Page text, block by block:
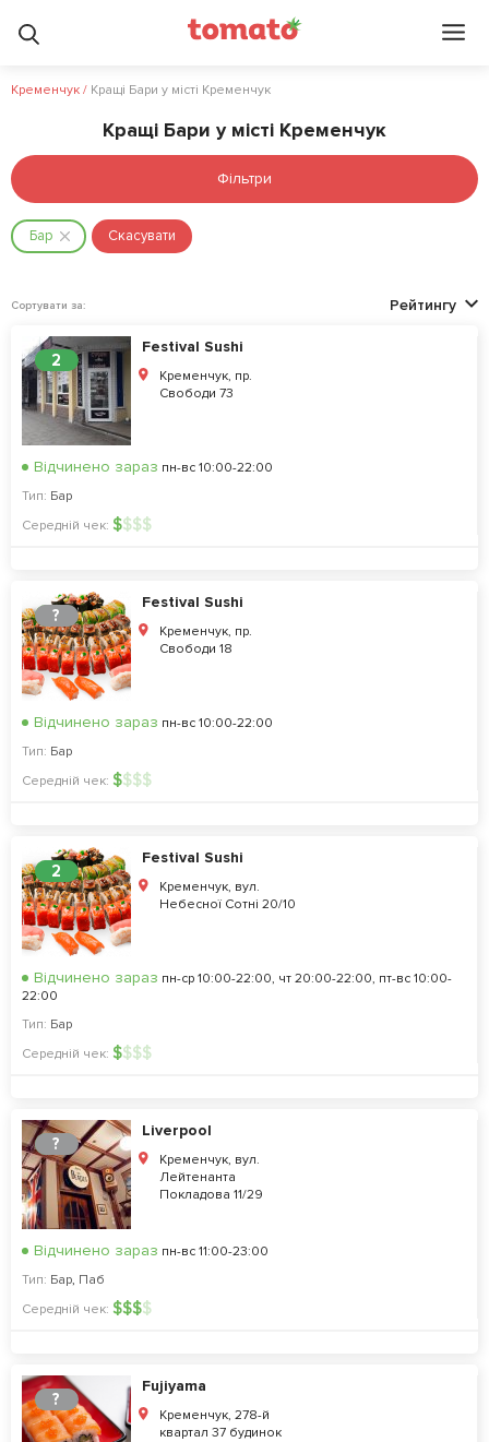
Кременчук / Кращі Бари у місті Кременчук
Кращі Бари у місті Кременчук
Фільтри
Бар Скасувати
Сортувати за: Рейтингу
2
Festival Sushi
Кременчук, пр.
Свободи 73
Відчинено зараз пн-вс 10:00-22:00
Тип: Бар
Середній чек: $$$$
?
Festival Sushi
Кременчук, пр.
Свободи 18
Відчинено зараз пн-вс 10:00-22:00
Тип: Бар
Середній чек: $$$$
2
Festival Sushi
Кременчук, вул.
Небесної Сотні 20/10
Відчинено зараз пн-ср 10:00-22:00, чт 20:00-22:00, пт-вс 10:00-
22:00
Тип: Бар
Середній чек: $$$$
?
Liverpool
Кременчук, вул.
Лейтенанта
Покладова 11/29
Відчинено зараз пн-вс 11:00-23:00
Тип: Бар, Паб
Середній чек: $$$$
?
Fujiyama
Кременчук, 278-й
квартал 37 будинок